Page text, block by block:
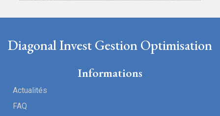
Diagonal Invest Gestion Optimisation
Informations
Actualités
FAQ